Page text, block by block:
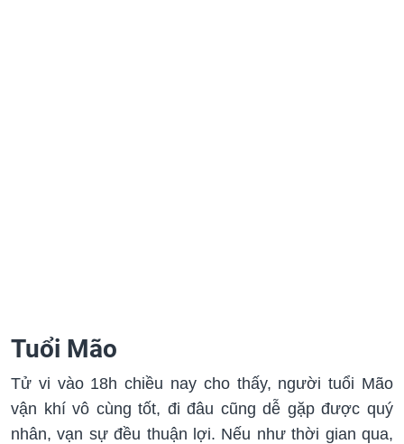
Tuổi Mão
Tử vi vào 18h chiều nay cho thấy, người tuổi Mão
vận khí vô cùng tốt, đi đâu cũng dễ gặp được quý
nhân, vạn sự đều thuận lợi. Nếu như thời gian qua,